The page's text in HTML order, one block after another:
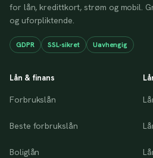
for lån, kredittkort, strøm og mobil.
og uforpliktende.
GDPR SSL-sikret Uavhengig
Lån & finans
Forbrukslån
Beste forbrukslån
Boliglån